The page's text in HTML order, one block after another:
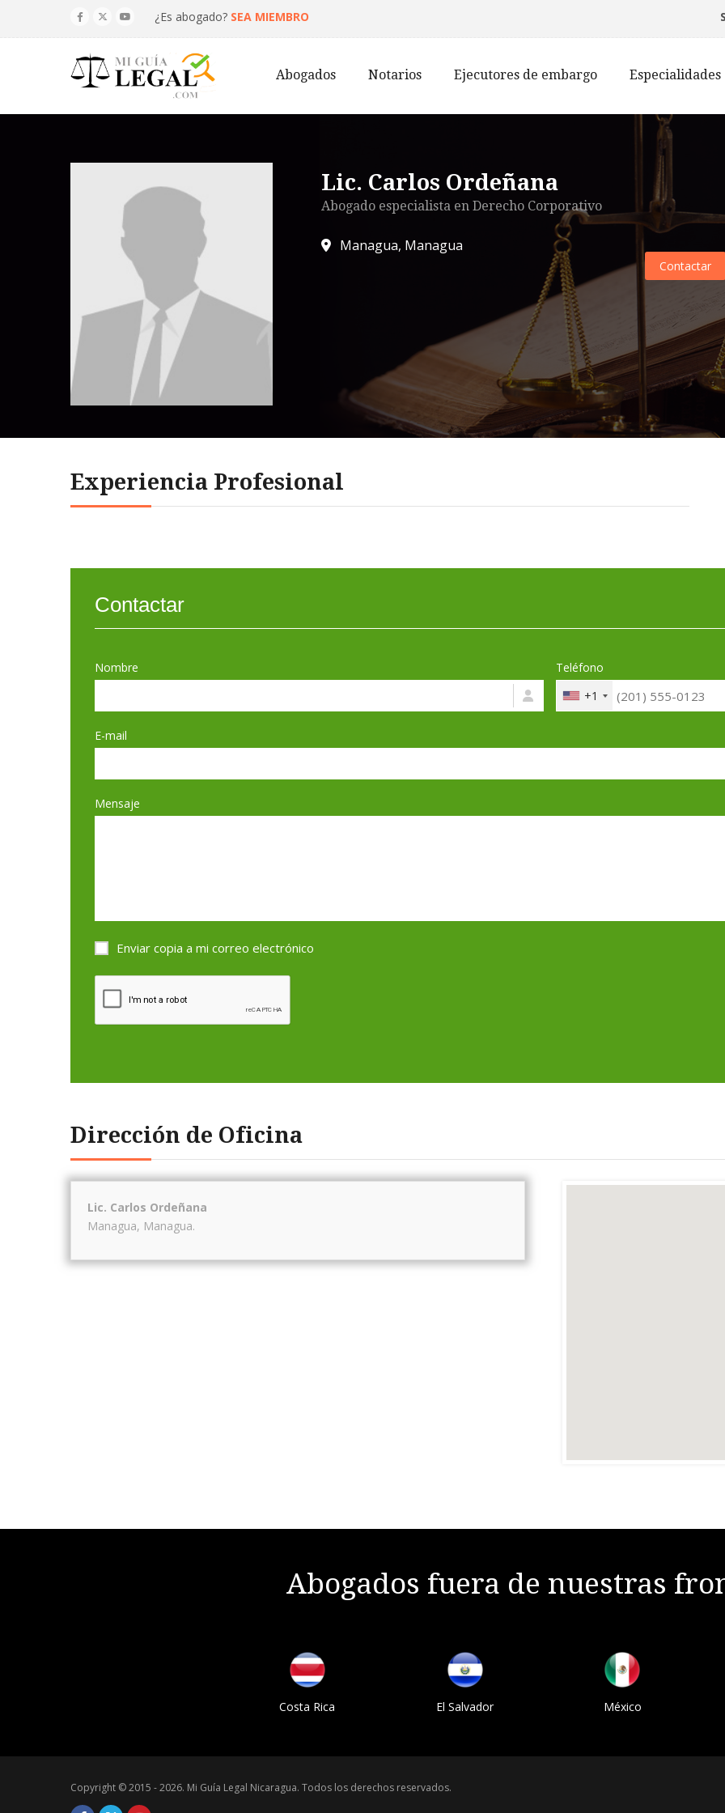
¿Es abogado? SEA MIEMBRO
Abogados Notarios Ejecutores de embargo Especialidades
Lic. Carlos Ordeñana
Abogado especialista en Derecho Corporativo
Managua, Managua
Contactar
Experiencia Profesional
Contactar
Nombre
Teléfono
+1
E-mail
Mensaje
Enviar copia a mi correo electrónico
Dirección de Oficina
Lic. Carlos Ordeñana
Managua, Managua.
Abogados fuera de nuestras
Costa Rica El Salvador México
Copyright © 2015 - 2026. Mi Guía Legal Nicaragua. Todos los derechos reservados.